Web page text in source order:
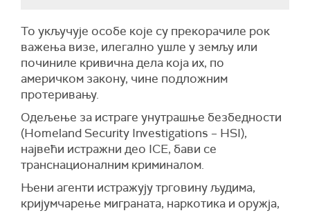
То укључује особе које су прекорачиле рок
важења визе, илегално ушле у земљу или
починиле кривична дела која их, по
америчком закону, чине подложним
протеривању.
Одељење за истраге унутрашње безбедности
(Homeland Security Investigations – HSI),
највећи истражни део ICE, бави се
транснационалним криминалом.
Њени агенти истражују трговину људима,
кријумчарење миграната, наркотика и оружја,